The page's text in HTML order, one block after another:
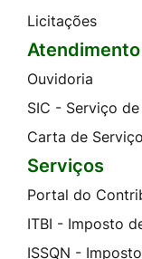
Licitações
Atendimento
Ouvidoria
SIC - Serviço
Carta de
Serviços
Portal do
ITBI - Imposto
ISSQN -